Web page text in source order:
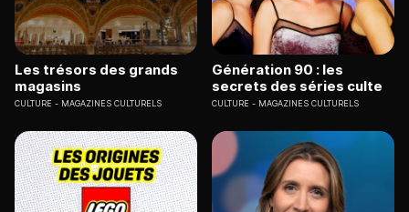
Les trésors des grands
magasins
CULTURE MAGAZINES CULTURELS
Génération 90 : les
secrets des séries culte
CULTURE MAGAZINES CULTURELS